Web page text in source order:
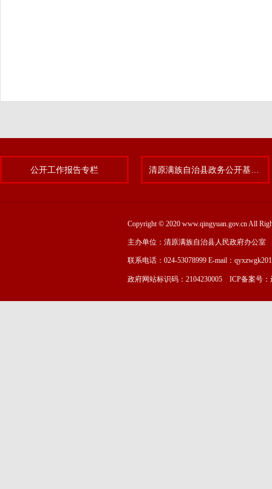
公开工作报告专栏
Copyright © 2020 www.qingyuan.gov.cn All
主办单位：清原满族自治县人民政府办公室
联系电话：024-53078999 E-mail：
政府网站标识码：2104230005 ICP备案号：